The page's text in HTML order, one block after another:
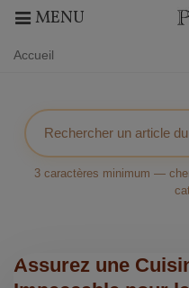
MENU
Accueil
3 caractères minimum —
Assurez une